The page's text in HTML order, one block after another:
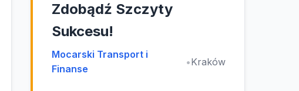
Zdobądź Szczyty
Sukcesu!
Mocarski Transport i
Finanse
•Kraków